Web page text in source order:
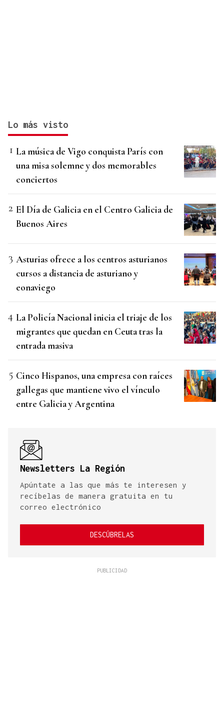
Lo más visto
La música de Vigo conquista París con
una misa solemne y dos memorables
conciertos
El Día de Galicia en el Centro Galicia de
Buenos Aires
Asturias ofrece a los centros asturianos
cursos a distancia de asturiano y
eonaviego
La Policía Nacional inicia el triaje de los
migrantes que quedan en Ceuta tras la
entrada masiva
Cinco Hispanos, una empresa con raíces
gallegas que mantiene vivo el vínculo
entre Galicia y Argentina
Newsletters La Región
Apúntate a las que más te interesen y
recíbelas de manera gratuita en tu
correo electrónico
DESCÚBRELAS